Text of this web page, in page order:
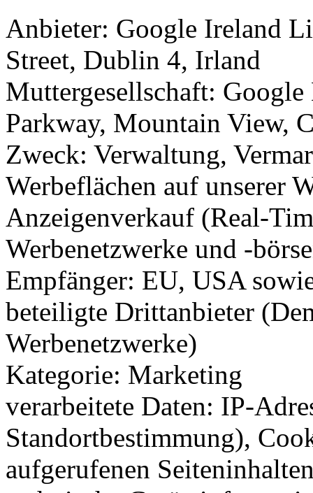
Anbieter: Google Ireland
Street, Dublin 4, Irland
Muttergesellschaft:
Parkway, Mountain View,
Zweck: Verwaltung,
Werbeflächen auf unserer
Anzeigenverkauf (Real-
Werbenetzwerke und -
Empfänger: EU, USA
beteiligte Drittanbieter
Werbenetzwerke)
Kategorie: Marketing
verarbeitete Daten: IP-
Standortbestimmung),
aufgerufenen